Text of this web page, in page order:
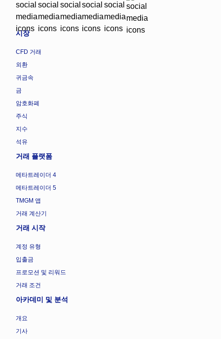
시장
CFD 거래
외환
귀금속
금
암호화폐
주식
지수
석유
거래 플랫폼
메타트레이더 4
메타트레이더 5
TMGM 앱
거래 계산기
거래 시작
계정 유형
입출금
프로모션 및 리워드
거래 조건
아카데미 및 분석
개요
기사